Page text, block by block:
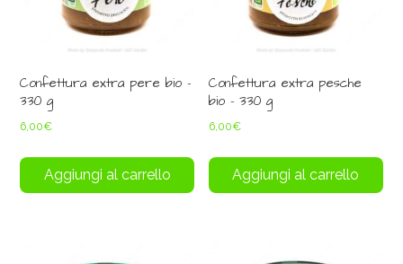
Confettura extra pere bio –
330 g
6,00€
Aggiungi al carrello
Confettura extra pesche
bio – 330 g
6,00€
Aggiungi al carrello